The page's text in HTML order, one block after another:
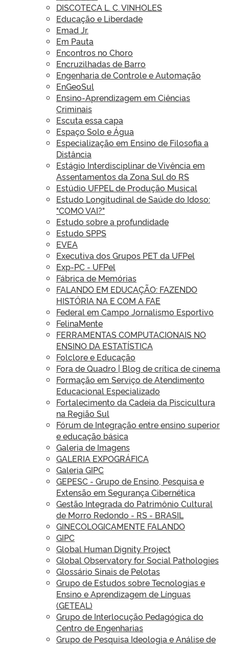
DISCOTECA L. C. VINHOLES
Educação e Liberdade
Emad Jr.
Em Pauta
Encontros no Choro
Encruzilhadas de Barro
Engenharia de Controle e Automação
EnGeoSul
Ensino-Aprendizagem em Ciências
Criminais
Escuta essa capa
Espaço Solo e Água
Especialização em Ensino de Filosofia a
Distância
Estágio Interdisciplinar de Vivência em
Assentamentos da Zona Sul do RS
Estúdio UFPEL de Produção Musical
Estudo Longitudinal de Saúde do Idoso:
"COMO VAI?"
Estudo sobre a profundidade
Estudo SPPS
EVEA
Executiva dos Grupos PET da UFPel
Exp-PC - UFPel
Fábrica de Memórias
FALANDO EM EDUCAÇÃO: FAZENDO
HISTÓRIA NA E COM A FAE
Federal em Campo Jornalismo Esportivo
FelinaMente
FERRAMENTAS COMPUTACIONAIS NO
ENSINO DA ESTATÍSTICA
Folclore e Educação
Fora de Quadro | Blog de crítica de cinema
Formação em Serviço de Atendimento
Educacional Especializado
Fortalecimento da Cadeia da Piscicultura
na Região Sul
Fórum de Integração entre ensino superior
e educação básica
Galeria de Imagens
GALERIA EXPOGRÁFICA
Galeria GIPC
GEPESC - Grupo de Ensino, Pesquisa e
Extensão em Segurança Cibernética
Gestão Integrada do Patrimônio Cultural
de Morro Redondo - RS - BRASIL
GINECOLOGICAMENTE FALANDO
GIPC
Global Human Dignity Project
Global Observatory for Social Pathologies
Glossário Sinais de Pelotas
Grupo de Estudos sobre Tecnologias e
Ensino e Aprendizagem de Línguas
(GETEAL)
Grupo de Interlocução Pedagógica do
Centro de Engenharias
Grupo de Pesquisa Ideologia e Análise de